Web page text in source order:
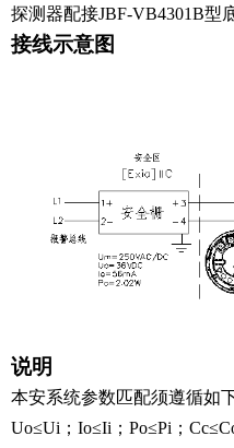
探测器配接JBF-VB4301B型
接线示意图
说明
本安系统参数匹配须遵循如
Uo≤Ui；Io≤Ii；Po≤Pi；